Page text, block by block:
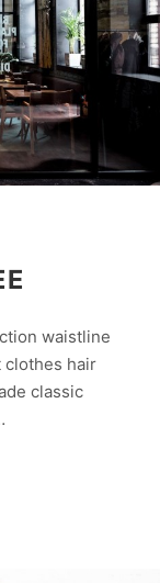
waistline
clothes hair
classic